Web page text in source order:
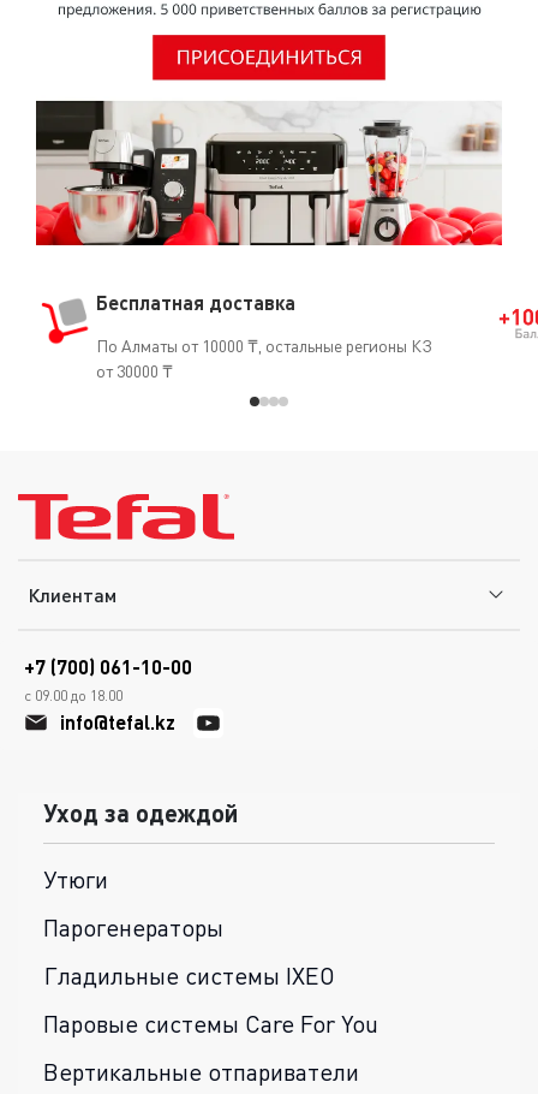
Бесплатная доставка
По Алматы от 10000 ₸, остальные регионы КЗ
от 30000 ₸
Клиентам
+7 (700) 061-10-00
с 09.00 до 18.00
info@tefal.kz
Уход за одеждой
Утюги
Парогенераторы
Гладильные системы IXEO
Паровые системы Care For You
Вертикальные отпариватели